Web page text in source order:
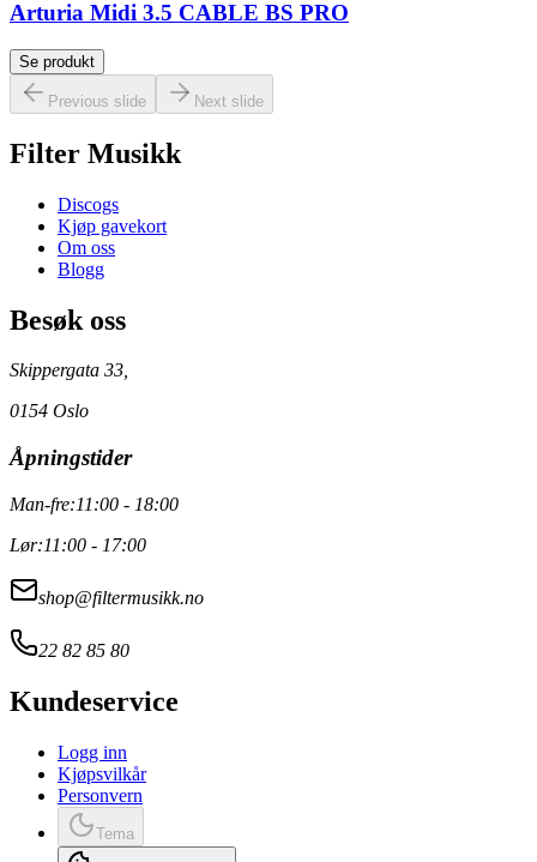
Arturia Midi 3.5 CABLE BS PRO
Se produkt
Previous slide Next slide
Filter Musikk
Discogs
Kjøp gavekort
Om oss
Blogg
Besøk oss
Skippergata 33,
0154 Oslo
Åpningstider
Man-fre:11:00 - 18:00
Lør:11:00 - 17:00
shop@filtermusikk.no
22 82 85 80
Kundeservice
Logg inn
Kjøpsvilkår
Personvern
Tema